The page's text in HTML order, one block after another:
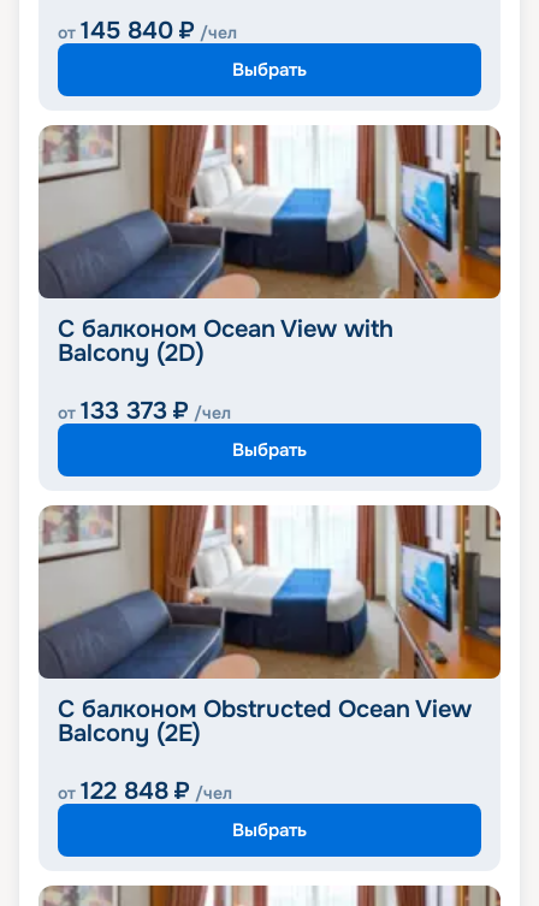
от 145 840 ₽ /чел
Выбрать
С балконом Ocean View with
Balcony (2D)
от 133 373 ₽ /чел
Выбрать
С балконом Obstructed Ocean View
Balcony (2E)
от 122 848 ₽ /чел
Выбрать